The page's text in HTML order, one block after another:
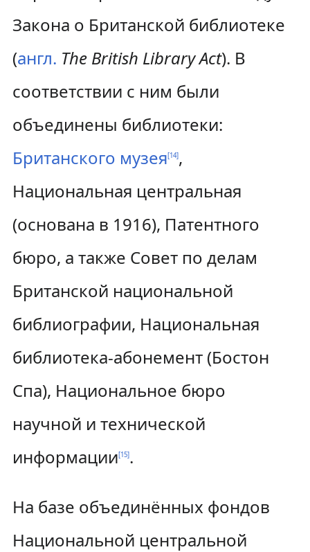
Закона о Британской библиотеке
(англ. The British Library Act). В
соответствии с ним были
объединены библиотеки:
Британского музея[14],
Национальная центральная
(основана в 1916), Патентного
бюро, а также Совет по делам
Британской национальной
библиографии, Национальная
библиотека-абонемент (Бостон
Спа), Национальное бюро
научной и технической
информации[15].
На базе объединённых фондов
Национальной центральной